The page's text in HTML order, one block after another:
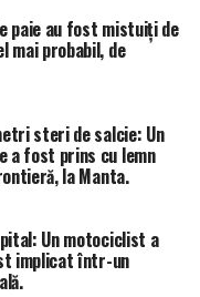
paie au fost mistuiți de
mai probabil, de
steri de salcie: Un
a fost prins cu lemn
la Manta.
Un motociclist a
implicat într-un